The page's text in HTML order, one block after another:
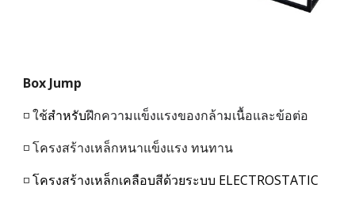
Box Jump
◽ ใช้สำหรับฝึกความแข็งแรงของกล้ามเนื้อและข้อต่อ
◽ โครงสร้างเหล็กหนาแข็งแรง ทนทาน
◽โครงสร้างเหล็กเคลือบสีด้วยระบบ ELECTROSTATIC